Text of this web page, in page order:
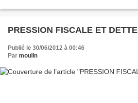
PRESSION FISCALE ET DETTE
Publié le 30/06/2012 à 00:46
Par moulin